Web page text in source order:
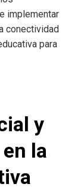
implementar
conectividad
para
y
la